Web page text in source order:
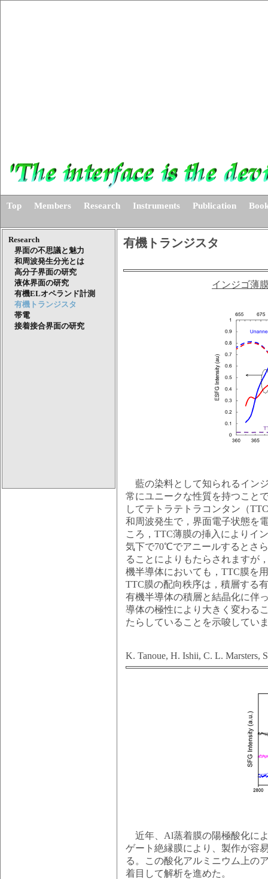
Top Members Research Instruments Publication
Research
界面の不思議と魅力
和周波発生分光とは
高分子界面の研究
液体界面の研究
有機ELオペランド計測
有機トランジスタ
帯電
接着接合界面の研究
有機トランジスタ
インジゴ薄
藍の染料として知られるイン
常にユニークな性質を持つこと
してテトラテトラコンタン（
和周波発生で，界面電子状態を
ころ，TTC薄膜の挿入によりイ
気下で70℃でアニールするとさ
ることによりもたらされますが
機半導体においても，TTC膜を
TTC膜の配向秩序は，積層する
有機半導体の積層と結晶化に伴
導体の極性により大きく変わる
たらしていることを示唆してい
K. Tanoue, H. Ishii, C. L. Marsters,
近年、Al蒸着膜の陽極酸化に
ゲート絶縁膜により、製作が容
る。この酸化アルミニウム上の
着目して解析を進めた。